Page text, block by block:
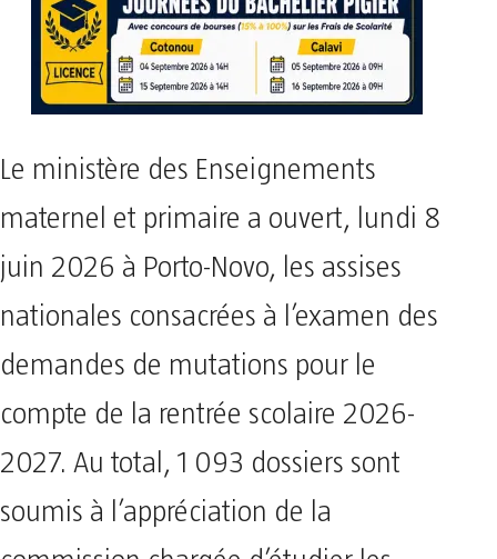
Le ministère des Enseignements
maternel et primaire a ouvert, lundi 8
juin 2026 à Porto-Novo, les assises
nationales consacrées à l’examen des
demandes de mutations pour le
compte de la rentrée scolaire 2026-
2027. Au total, 1 093 dossiers sont
soumis à l’appréciation de la